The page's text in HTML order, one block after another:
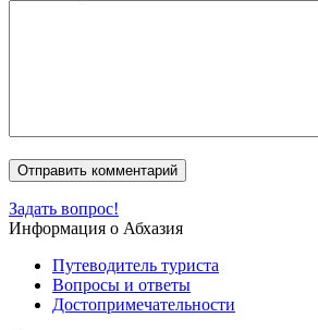
Задать вопрос!
Информация о Абхазия
Путеводитель туриста
Вопросы и ответы
Достопримечательности